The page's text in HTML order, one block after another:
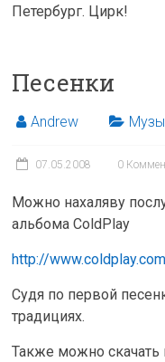
Петербург. Цирк!
Песенки
Andrew
07.05.2008 0
Можно нахаляву
альбома ColdPlay
http://
Судя по первой
традициях.
Также можно